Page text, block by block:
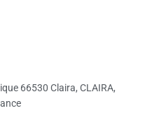
66530 Claira, CLAIRA,